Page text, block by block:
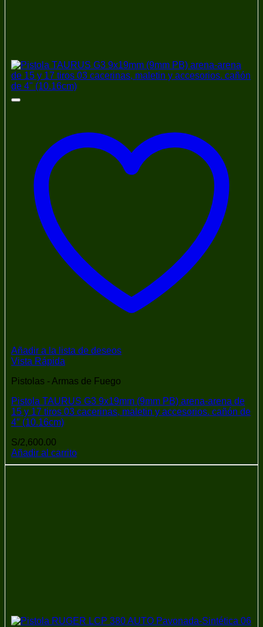
Añadir a la lista de deseos
Vista Rápida
Pistolas - Armas de Fuego
Pistola TAURUS G3 9x19mm (9mm PB) arena-arena de
15 y 17 tiros 03 cacerinas, maletin y accesorios. cañón de
4″ (10.16cm)
S/2,600.00
Añadir al carrito